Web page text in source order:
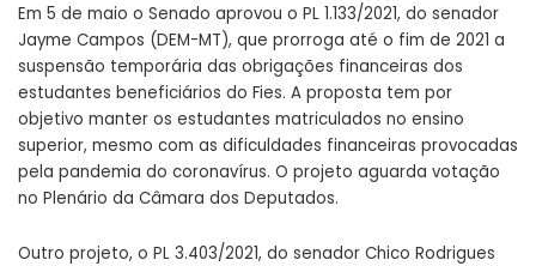
Em 5 de maio o Senado aprovou o PL 1.133/2021, do senador
Jayme Campos (DEM-MT), que prorroga até o fim de 2021 a
suspensão temporária das obrigações financeiras dos
estudantes beneficiários do Fies. A proposta tem por
objetivo manter os estudantes matriculados no ensino
superior, mesmo com as dificuldades financeiras provocadas
pela pandemia do coronavírus. O projeto aguarda votação
no Plenário da Câmara dos Deputados.
Outro projeto, o PL 3.403/2021, do senador Chico Rodrigues